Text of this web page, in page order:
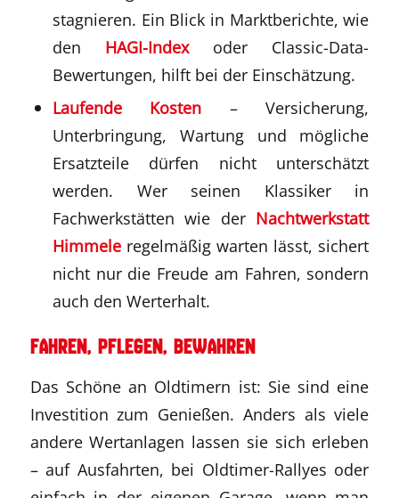
stagnieren. Ein Blick in Marktberichte, wie
den HAGI-Indexoder Classic-Data-
Bewertungen, hilft bei der Einschätzung.
Laufende Kosten – Versicherung,
Unterbringung, Wartung und mögliche
Ersatzteile dürfen nicht unterschätzt
werden. Wer seinen Klassiker in
Fachwerkstätten wie der Nachtwerkstatt
Himmeleregelmäßig warten lässt, sichert
nicht nur die Freude am Fahren, sondern
auch den Werterhalt.
Fahren, pflegen, bewahren
Das Schöne an Oldtimern ist: Sie sind eine
Investition zum Genießen. Anders als viele
andere Wertanlagen lassen sie sich erleben
– auf Ausfahrten, bei Oldtimer-Rallyes oder